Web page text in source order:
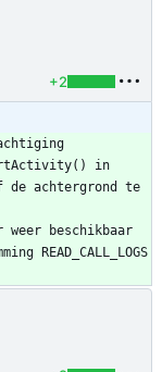
+2
in
achtergrond te
weer beschikbaar
READ_CALL_LOGS